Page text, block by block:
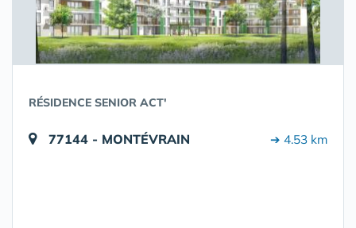
RÉSIDENCE SENIOR ACT'
77144 - MONTÉVRAIN ➔ 4.53 km